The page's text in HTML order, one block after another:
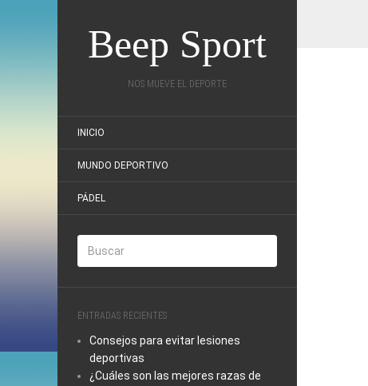
Beep Sport
NOS MUEVE EL DEPORTE
INICIO
MUNDO DEPORTIVO
PÁDEL
ENTRADAS RECIENTES
Consejos para evitar lesiones
deportivas
¿Cuáles son las mejores razas de